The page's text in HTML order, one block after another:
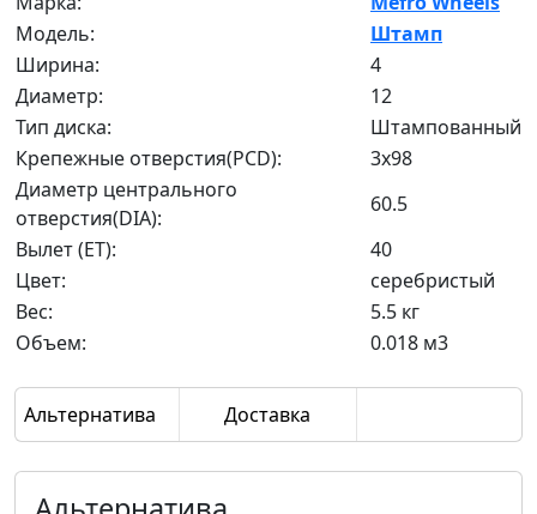
Модель:
Штамп
Ширина:
4
Диаметр:
12
Тип диска:
Штампованный
Крепежные отверстия(PCD):
3x98
Диаметр центрального
отверстия(DIA):
60.5
Вылет (ET):
40
Цвет:
серебристый
Вес:
5.5 кг
Объем:
0.018 м3
Альтернатива Доставка